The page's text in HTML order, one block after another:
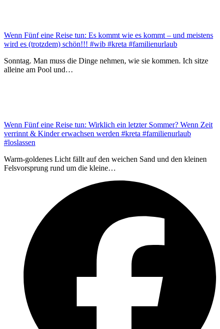
Wenn Fünf eine Reise tun: Es kommt wie es kommt – und meistens
wird es (trotzdem) schön!!! #wib #kreta #familienurlaub
Sonntag. Man muss die Dinge nehmen, wie sie kommen. Ich sitze
alleine am Pool und…
Wenn Fünf eine Reise tun: Wirklich ein letzter Sommer? Wenn Zeit
verrinnt & Kinder erwachsen werden #kreta #familienurlaub
#loslassen
Warm-goldenes Licht fällt auf den weichen Sand und den kleinen
Felsvorsprung rund um die kleine…